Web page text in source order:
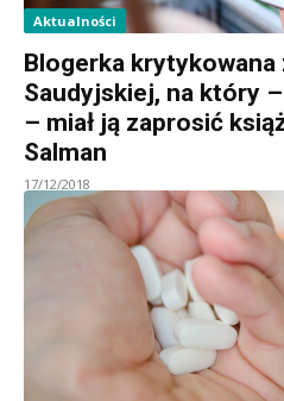
Aktualności
Blogerka krytykowana
Saudyjskiej, na który
– miał ją zaprosić
Salman
17/12/2018